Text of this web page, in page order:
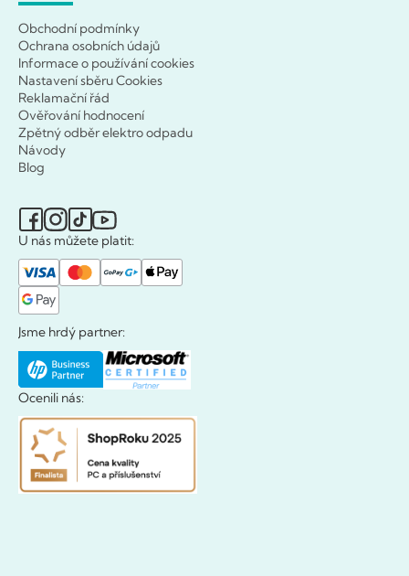
Obchodní podmínky
Ochrana osobních údajů
Informace o používání cookies
Nastavení sběru Cookies
Reklamační řád
Ověřování hodnocení
Zpětný odběr elektro odpadu
Návody
Blog
U nás můžete platit:
Jsme hrdý partner:
Ocenili nás: